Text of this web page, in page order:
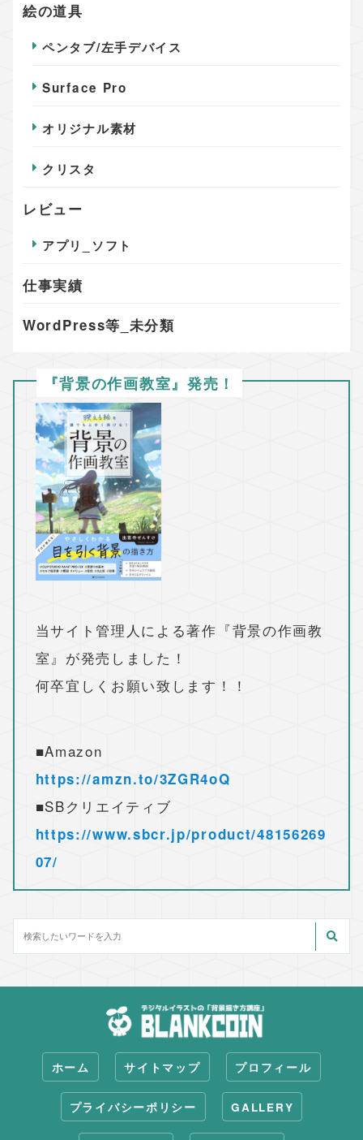
絵の道具
ペンタブ/左手デバイス
Surface Pro
オリジナル素材
クリスタ
レビュー
アプリ_ソフト
仕事実績
WordPress等_未分類
『背景の作画教室』発売！
当サイト管理人による著作『背景の作画教
室』が発売しました！
何卒宜しくお願い致します！！
■Amazon
https://amzn.to/3ZGR4oQ
■SBクリエイティブ
https://www.sbcr.jp/product/48156269
07/
ホーム サイトマップ プロフィール
プライバシーポリシー GALLERY